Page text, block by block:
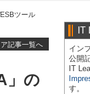
ツール
記事一覧へ
」の
IT
イン
公開
IT
す。